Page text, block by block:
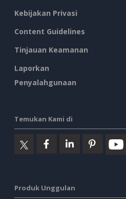
Kebijakan Privasi
Content Guidelines
Tinjauan Keamanan
Laporkan
Penyalahgunaan
Temukan Kami di
Produk Unggulan